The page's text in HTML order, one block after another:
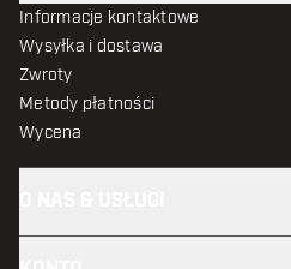
Informacje kontaktowe
Wysyłka i dostawa
Zwroty
Metody płatności
Wycena